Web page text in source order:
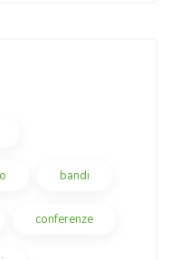
bandi
conferenze